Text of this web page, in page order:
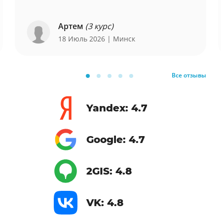
Артем (3 курс)
18 Июль 2026 | Минск
Все отзывы
Yandex: 4.7
Google: 4.7
2GIS: 4.8
VK: 4.8